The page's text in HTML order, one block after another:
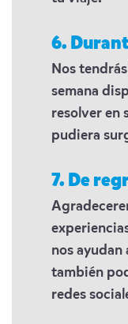
6.
Nos
semana
resolver en
pudiera
7. De
nos ayudan
también
redes